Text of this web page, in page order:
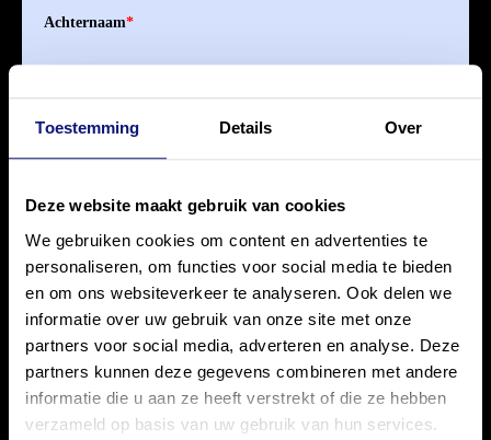
Toestemming Details Over
Deze website maakt gebruik van cookies
We gebruiken cookies om content en advertenties te
personaliseren, om functies voor social media te bieden
en om ons websiteverkeer te analyseren. Ook delen we
informatie over uw gebruik van onze site met onze
partners voor social media, adverteren en analyse. Deze
partners kunnen deze gegevens combineren met andere
informatie die u aan ze heeft verstrekt of die ze hebben
verzameld op basis van uw gebruik van hun services.
Achternaam*
Inschrijfformulier Disney in Concert
Hou me op de hoogte!*
Je persoonsgegevens worden opgeslagen door MediaLane, lees
hieronze privacyverklaring. Verleende toestemming is altijd in
te trekken.
Aanmelden